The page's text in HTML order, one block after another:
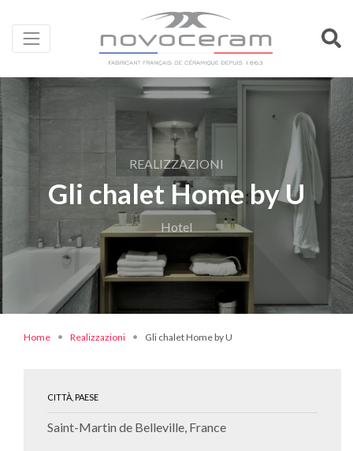
REALIZZAZIONI
Gli chalet Home by U
Hotel
Home Realizzazioni Gli chalet Home by U
CITTÀ, PAESE
Saint-Martin de Belleville, France